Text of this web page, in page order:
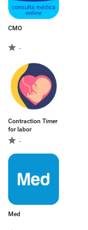
CMO
-
Contraction Timer
for labor
-
Med